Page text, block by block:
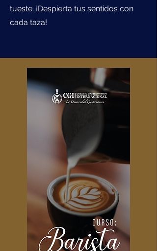
tueste. ¡Despierta tus sentidos con
cada taza!